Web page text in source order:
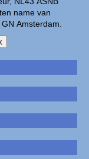
name van
Amsterdam.